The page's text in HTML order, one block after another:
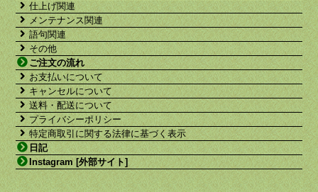
仕上げ関連
メンテナンス関連
語句関連
その他
ご注文の流れ
お支払いについて
キャンセルについて
送料・配送について
プライバシーポリシー
特定商取引に関する法律に基づく表示
日記
Instagram [外部サイト]